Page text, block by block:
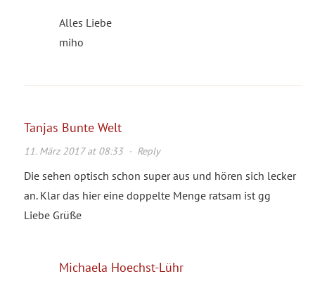
Alles Liebe
miho
Tanjas Bunte Welt
11. März 2017 at 08:33· Reply
Die sehen optisch schon super aus und hören sich lecker
an. Klar das hier eine doppelte Menge ratsam ist gg
Liebe Grüße
Michaela Hoechst-Lühr